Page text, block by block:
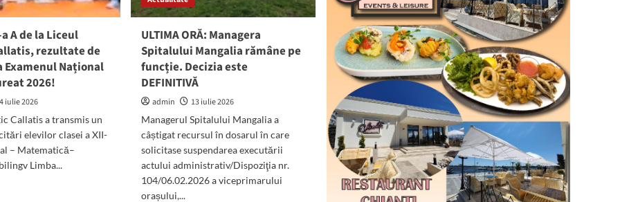
opoziție”
A de la Liceul
rezultate de
Examenul Național
2026!
iulie 2026
Callatis a transmis un
elevilor clasei a XII-
– Matematică–
Limba...
ULTIMA ORĂ: Managera
Spitalului Mangalia rămâne pe
funcție. Decizia este
DEFINITIVĂ
admin
13 iulie 2026
Managerul Spitalului Mangalia a
câștigat recursul în dosarul în care
solicitase suspendarea executării
actului administrativ/Dispoziţia nr.
104/06.02.2026 a viceprimarului
orașului,...